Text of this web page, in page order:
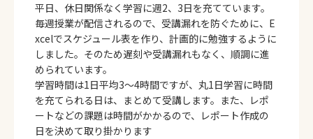
平日、休日関係なく学習に週2、3日を充てています。
毎週授業が配信されるので、受講漏れを防ぐために、E
xcelでスケジュール表を作り、計画的に勉強するように
しました。そのため遅刻や受講漏れもなく、順調に進
められています。
学習時間は1日平均3～4時間ですが、丸1日学習に時間
を充てられる日は、まとめて受講します。また、レポ
ートなどの課題は時間がかかるので、レポート作成の
日を決めて取り掛かります